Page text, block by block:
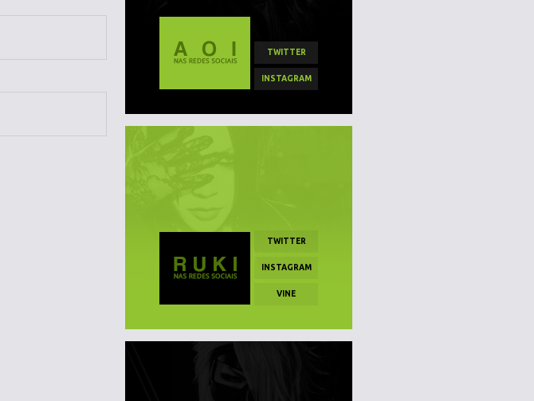
TWITTER
INSTAGRAM
TWITTER
INSTAGRAM
VINE